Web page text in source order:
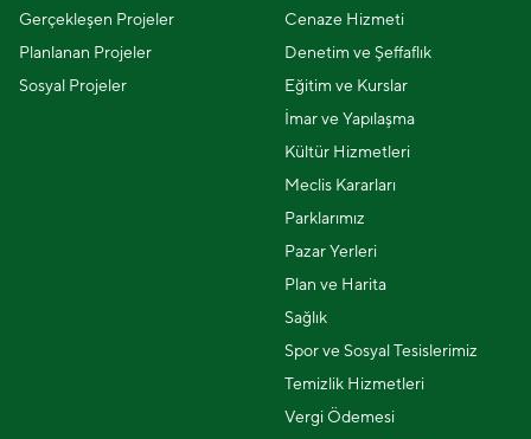
Gerçekleşen Projeler
Planlanan Projeler
Sosyal Projeler
Cenaze Hizmeti
Denetim ve Şeffaflık
Eğitim ve Kurslar
İmar ve Yapılaşma
Kültür Hizmetleri
Meclis Kararları
Parklarımız
Pazar Yerleri
Plan ve Harita
Sağlık
Spor ve Sosyal Tesislerimiz
Temizlik Hizmetleri
Vergi Ödemesi